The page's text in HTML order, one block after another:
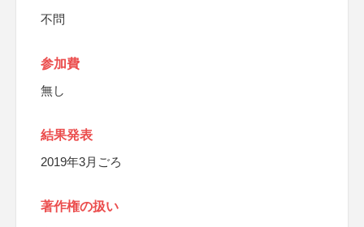
不問
参加費
無し
結果発表
2019年3月ごろ
著作権の扱い